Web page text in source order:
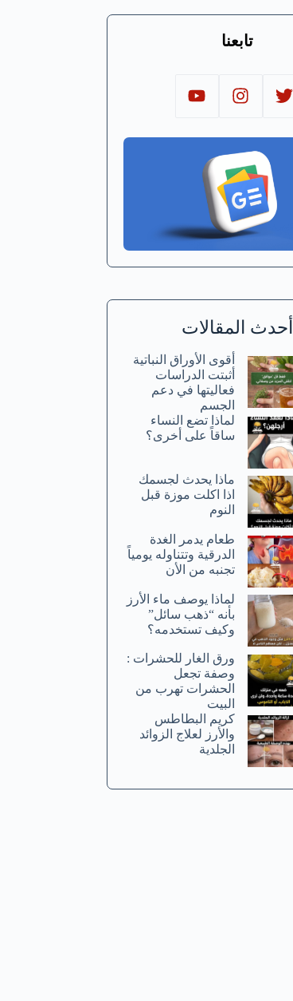
تابعنا
أحدث المقالات
أقوى الأوراق النباتية
أثبتت الدراسات
فعاليتها في دعم
الجسم
لماذا تضع النساء
ساقاً على أخرى؟
ماذا يحدث لجسمك
اذا اكلت موزة قبل
النوم
طعام يدمر الغدة
الدرقية وتتناوله يومياً
تجنبه من الأن
لماذا يوصف ماء الأرز
بأنه “ذهب سائل”
وكيف تستخدمه؟
ورق الغار للحشرات :
وصفة تجعل
الحشرات تهرب من
البيت
كريم البطاطس
والأرز لعلاج الزوائد
الجلدية